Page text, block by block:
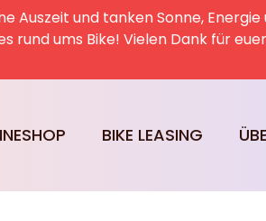
Auszeit und tanken Sonne,
rund ums Bike! Vielen Dank für
BIKE LEASING